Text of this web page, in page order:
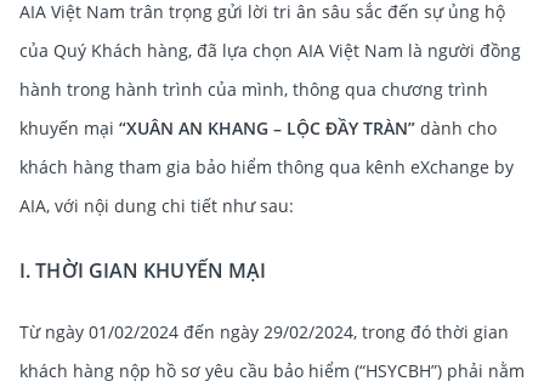
AIA Việt Nam trân trọng gửi lời tri ân sâu sắc đến sự ủng hộ
của Quý Khách hàng, đã lựa chọn AIA Việt Nam là người đồng
hành trong hành trình của mình, thông qua chương trình
khuyến mại “XUÂN AN KHANG – LỘC ĐẦY TRÀN” dành cho
khách hàng tham gia bảo hiểm thông qua kênh eXchange by
AIA, với nội dung chi tiết như sau:
I. THỜI GIAN KHUYẾN MẠI
Từ ngày 01/02/2024 đến ngày 29/02/2024, trong đó thời gian
khách hàng nộp hồ sơ yêu cầu bảo hiểm (“HSYCBH”) phải nằm